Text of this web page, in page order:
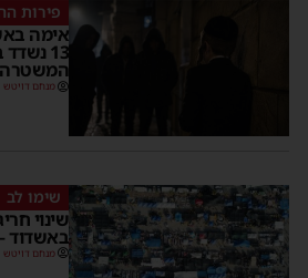
פירות
אימה
13
המשטרה
מנחם דויטש
שימו לב
שינוי
באשדוד
מנחם דויטש